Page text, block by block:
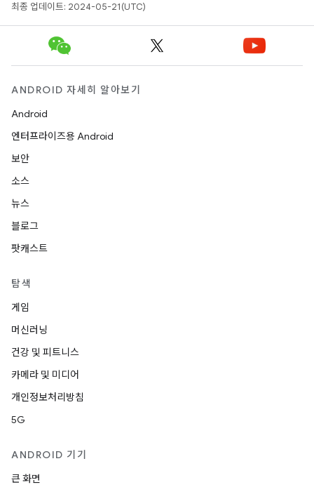
최종 업데이트: 2024-05-21(UTC)
ANDROID 자세히 알아보기
Android
엔터프라이즈용 Android
보안
소스
뉴스
블로그
팟캐스트
탐색
게임
머신러닝
건강 및 피트니스
카메라 및 미디어
개인정보처리방침
5G
ANDROID 기기
큰 화면